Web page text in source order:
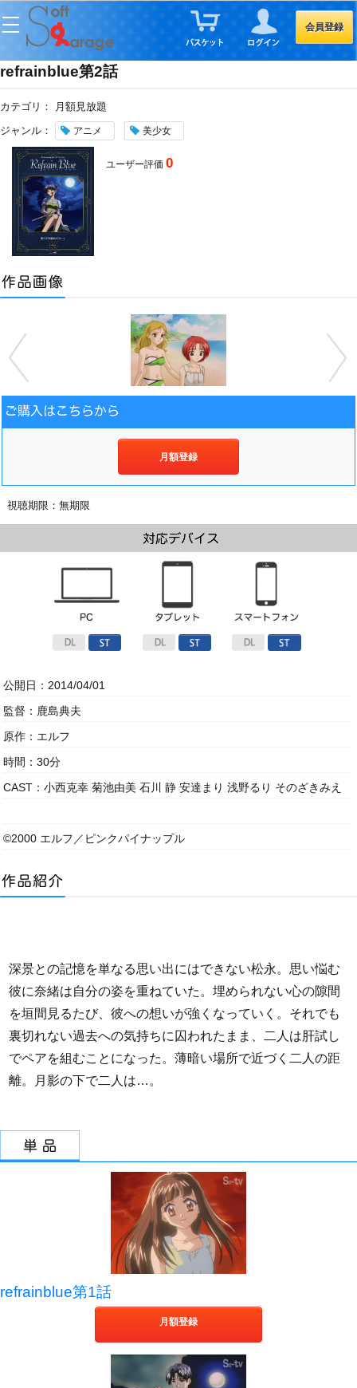
会員登録
refrainblue第2話
カテゴリ：
月額見放題
ジャンル：
アニメ 美少女
ユーザー評価0
月額登録
視聴期限：無期限
公開日：2014/04/01
監督：鹿島典夫
原作：エルフ
時間：30分
CAST：小西克幸 菊池由美 石川 静 安達まり 浅野るり そのざきみえ
©2000 エルフ／ピンクパイナップル
深景との記憶を単なる思い出にはできない松永。思い悩む
彼に奈緒は自分の姿を重ねていた。埋められない心の隙間
を垣間見るたび、彼への想いが強くなっていく。それでも
裏切れない過去への気持ちに囚われたまま、二人は肝試し
でペアを組むことになった。薄暗い場所で近づく二人の距
離。月影の下で二人は…。
refrainblue第1話
月額登録